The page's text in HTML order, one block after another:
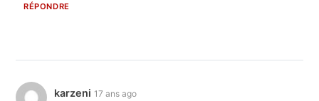
RÉPONDRE
karzeni 17 ans ago